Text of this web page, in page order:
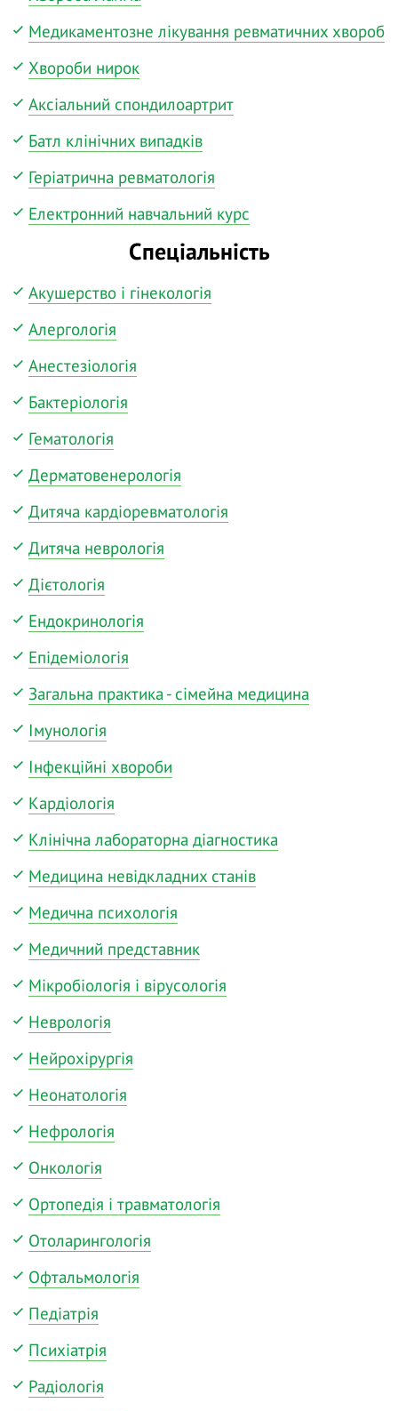
Медикаментозне лікування ревматичних хвороб
Хвороби нирок
Аксіальний спондилоартрит
Батл клінічних випадків
Геріатрична ревматологія
Електронний навчальний курс
Спеціальність
Акушерство і гінекологія
Алергологія
Анестезіологія
Бактеріологія
Гематологія
Дерматовенерологія
Дитяча кардіоревматологія
Дитяча неврологія
Дієтологія
Ендокринологія
Епідеміологія
Загальна практика - сімейна медицина
Імунологія
Інфекційні хвороби
Кардіологія
Клінічна лабораторна діагностика
Медицина невідкладних станів
Медична психологія
Медичний представник
Мікробіологія і вірусологія
Неврологія
Нейрохірургія
Неонатологія
Нефрологія
Онкологія
Ортопедія і травматологія
Отоларингологія
Офтальмологія
Педіатрія
Психіатрія
Радіологія